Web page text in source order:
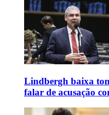
Lindbergh baixa
falar de acusação